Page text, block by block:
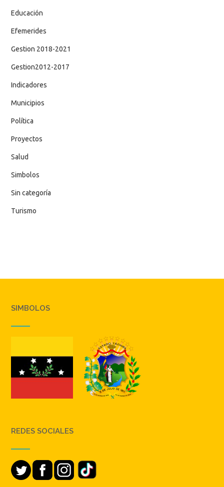
Educación
Efemerides
Gestion 2018-2021
Gestion2012-2017
Indicadores
Municipios
Política
Proyectos
Salud
Simbolos
Sin categoría
Turismo
SIMBOLOS
REDES SOCIALES